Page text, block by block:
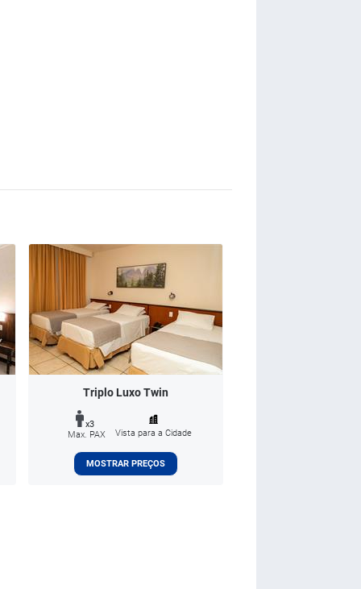
Triplo Luxo Twin
x3
Max. PAX
Vista para a Cidade
MOSTRAR PREÇOS